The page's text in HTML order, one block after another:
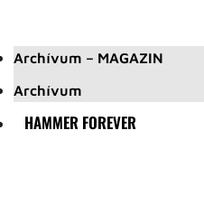
Archívum – MAGAZIN
Archívum
HAMMER FOREVER